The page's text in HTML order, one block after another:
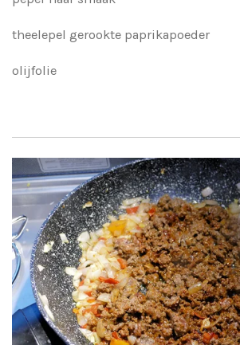
theelepel gerookte paprikapoeder
olijfolie